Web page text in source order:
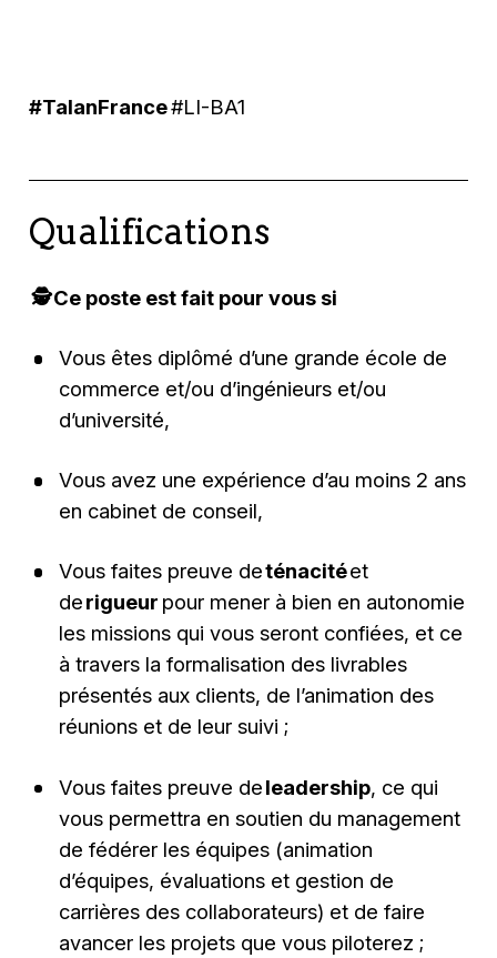
#TalanFrance#LI-BA1
Qualifications
‍ 🕵️‍ Ce poste est fait pour vous si
Vous êtes diplômé d’une grande école de
commerce et/ou d’ingénieurs et/ou
d’université,
Vous avez une expérience d’au moins 2 ans
en cabinet de conseil,
Vous faites preuve deténacitéet
derigueur pour mener à bien en autonomie
les missions qui vous seront confiées, et ce
à travers la formalisation des livrables
présentés aux clients, de l’animation des
réunions et de leur suivi ;
Vous faites preuve deleadership, ce qui
vous permettra en soutien du management
de fédérer les équipes (animation
d’équipes, évaluations et gestion de
carrières des collaborateurs) et de faire
avancer les projets que vous piloterez ;